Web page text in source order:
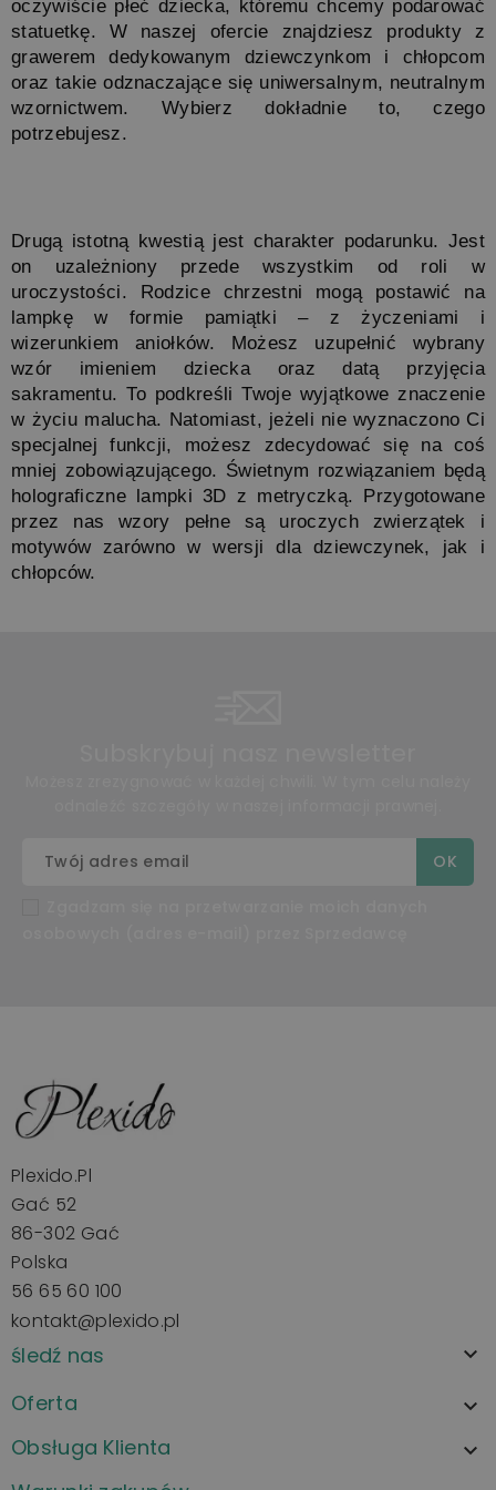
oczywiście płeć dziecka, któremu chcemy podarować
statuetkę. W naszej ofercie znajdziesz produkty z
grawerem dedykowanym dziewczynkom i chłopcom
oraz takie odznaczające się uniwersalnym, neutralnym
wzornictwem. Wybierz dokładnie to, czego
potrzebujesz.
Drugą istotną kwestią jest charakter podarunku. Jest
on uzależniony przede wszystkim od roli w
uroczystości. Rodzice chrzestni mogą postawić na
lampkę w formie pamiątki – z życzeniami i
wizerunkiem aniołków. Możesz uzupełnić wybrany
wzór imieniem dziecka oraz datą przyjęcia
sakramentu. To podkreśli Twoje wyjątkowe znaczenie
w życiu malucha. Natomiast, jeżeli nie wyznaczono Ci
specjalnej funkcji, możesz zdecydować się na coś
mniej zobowiązującego. Świetnym rozwiązaniem będą
holograficzne lampki 3D z metryczką. Przygotowane
przez nas wzory pełne są uroczych zwierzątek i
motywów zarówno w wersji dla dziewczynek, jak i
chłopców.
Plexido.pl
Gać 52
86-302 Gać
Polska
56 65 60 100
kontakt@plexido.pl
śledź nas 
Oferta 
Obsługa Klienta 